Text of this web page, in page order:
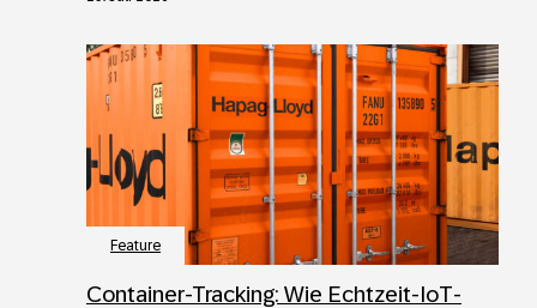
Feature
Container-Tracking: Wie Echtzeit-IoT-